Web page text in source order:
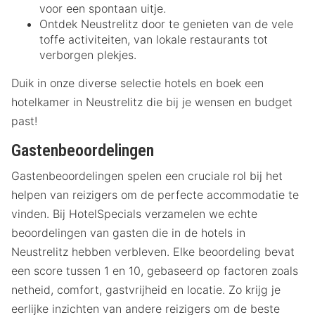
voor een spontaan uitje.
Ontdek Neustrelitz door te genieten van de vele
toffe activiteiten, van lokale restaurants tot
verborgen plekjes.
Duik in onze diverse selectie hotels en boek een
hotelkamer in Neustrelitz die bij je wensen en budget
past!
Gastenbeoordelingen
Gastenbeoordelingen spelen een cruciale rol bij het
helpen van reizigers om de perfecte accommodatie te
vinden. Bij HotelSpecials verzamelen we echte
beoordelingen van gasten die in de hotels in
Neustrelitz hebben verbleven. Elke beoordeling bevat
een score tussen 1 en 10, gebaseerd op factoren zoals
netheid, comfort, gastvrijheid en locatie. Zo krijg je
eerlijke inzichten van andere reizigers om de beste